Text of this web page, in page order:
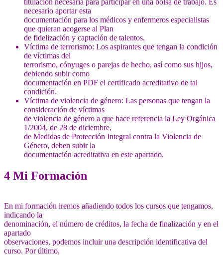
titulación necesaria para participar en una bolsa de trabajo. Es
necesario aportar esta
documentación para los médicos y enfermeros especialistas
que quieran acogerse al Plan
de fidelización y captación de talentos.
Víctima de terrorismo: Los aspirantes que tengan la condición
de víctimas del
terrorismo, cónyuges o parejas de hecho, así como sus hijos,
debiendo subir como
documentación en PDF el certificado acreditativo de tal
condición.
Víctima de violencia de género: Las personas que tengan la
consideración de víctimas
de violencia de género a que hace referencia la Ley Orgánica
1/2004, de 28 de diciembre,
de Medidas de Protección Integral contra la Violencia de
Género, deben subir la
documentación acreditativa en este apartado.
4 Mi Formación
En mi formación iremos añadiendo todos los cursos que tengamos,
indicando la
denominación, el número de créditos, la fecha de finalización y en el
apartado
observaciones, podemos incluir una descripción identificativa del
curso. Por último,